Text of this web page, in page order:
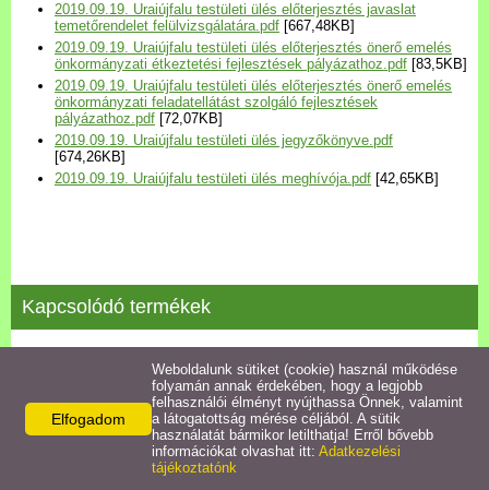
Települési Arculati
Kézikönyv
Hírek
Bezerédj Amália Óvoda
Egyéb szolgáltatások
Egészségügyi ellátás
Uraiújfalu Sportegyesület
2019.09.19. Uraiújfalu testületi ülés előterjesztés javaslat
temetőrendelet felülvizsgálatára.pdf [667,48KB]
2019.09.19. Uraiújfalu testületi ülés előterjesztés önerő emelés
önkormányzati étkeztetési fejlesztések pályázathoz.pdf [83,5KB]
2019.09.19. Uraiújfalu testületi ülés előterjesztés önerő emelés
önkormányzati feladatellátást szolgáló fejlesztések
pályázathoz.pdf [72,07KB]
2019.09.19. Uraiújfalu testületi ülés jegyzőkönyve.pdf
[674,26KB]
2019.09.19. Uraiújfalu testületi ülés meghívója.pdf [42,65KB]
Kapcsolódó termékek
2025.11.25.közmeghallgatás
Részletek
Elfogadom
Weboldalunk sütiket (cookie) használ működése
folyamán annak érdekében, hogy a legjobb
felhasználói élményt nyújthassa Önnek, valamint
a látogatottság mérése céljából. A sütik
használatát bármikor letilthatja! Erről bővebb
információkat olvashat itt: Adatkezelési
tájékoztatónk